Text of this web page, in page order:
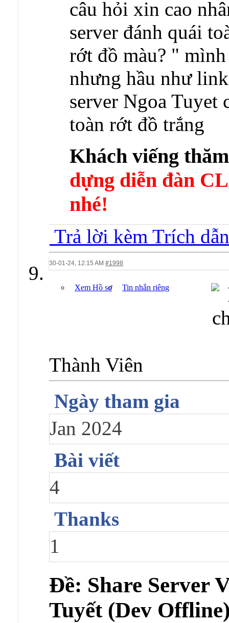
câu hỏi xin cao
server đánh quái
rớt đồ màu? "
nhưng hầu như
server Ngoa Tuyet
toàn rớt đồ trắng
Khách viếng
dựng diễn đàn
nhé!
Trả lời kèm Trích dẫn
30-01-24, 12:15 AM #1998
Xem Hồ sơ Tin nhắn riêng
Thành Viên
Ngày tham gia
Jan 2024
Bài viết
4
Thanks
1
Ðề: Share Server
Tuyết (Dev